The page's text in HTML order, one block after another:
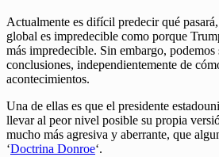
Actualmente es difícil predecir qué
global es impredecible como porque
más impredecible. Sin embargo, podemos
conclusiones, independientemente de
acontecimientos.
Una de ellas es que el presidente
llevar al peor nivel posible su propia
mucho más agresiva y aberrante, que
‘Doctrina Donroe‘.